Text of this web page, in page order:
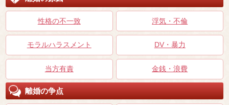
性格の不一致 浮気・不倫
モラルハラスメント DV・暴力
当方有責 金銭・浪費
離婚の争点